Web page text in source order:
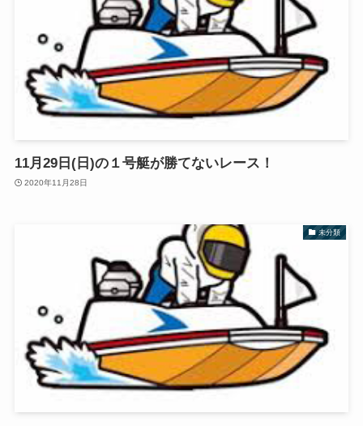
11月29日(日)の１号艇が勝てないレース！
2020年11月28日
未分類